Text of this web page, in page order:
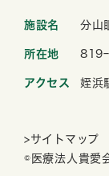
施設名 分山
所在地 819
アクセス 姪浜
>サイトマップ
©医療法人貴愛